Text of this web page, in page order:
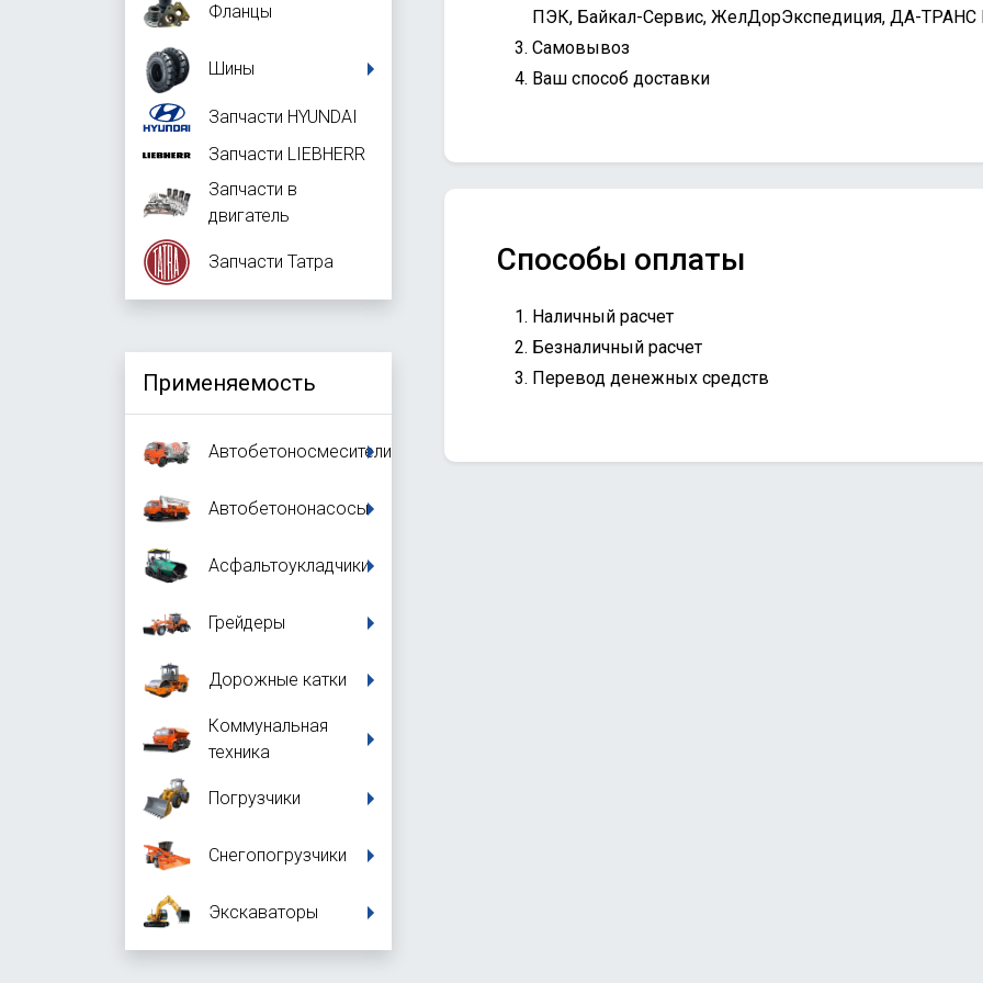
Фланцы
Шины
Запчасти HYUNDAI
Запчасти LIEBHERR
Запчасти в
двигатель
Запчасти Татра
Применяемость
Автобетоносмесители
Автобетононасосы
Асфальтоукладчики
Грейдеры
Дорожные катки
Коммунальная
техника
Погрузчики
Снегопогрузчики
Экскаваторы
ПЭК, Байкал-Сервис, ЖелДорЭкспедиция, ДА-
Самовывоз
Ваш способ доставки
Способы оплаты
Наличный расчет
Безналичный расчет
Перевод денежных средств